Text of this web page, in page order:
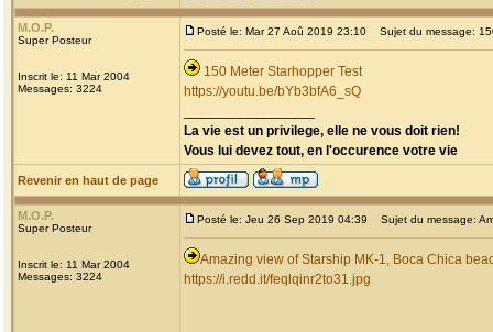
M.O.P.
Super Posteur
Inscrit le: 11 Mar 2004
Messages: 3224
Posté le: Mar 27 Aoû 2019 23:10 Sujet du message:
150 Meter Starhopper Test
https://youtu.be/bYb3bfA6_sQ
La vie est un privilege, elle ne vous doit rien!
Vous lui devez tout, en l'occurence votre vie
Revenir en haut de page
M.O.P.
Super Posteur
Inscrit le: 11 Mar 2004
Messages: 3224
Posté le: Jeu 26 Sep 2019 04:39 Sujet du message:
Amazing view of Starship MK-1, Boca Chica
https://i.redd.it/feqlqinr2to31.jpg